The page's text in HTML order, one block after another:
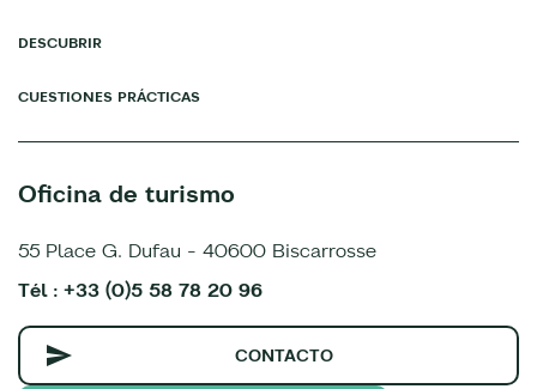
DESCUBRIR
CUESTIONES PRÁCTICAS
Oficina de turismo
55 Place G. Dufau - 40600 Biscarrosse
Tél : +33 (0)5 58 78 20 96
CONTACTO